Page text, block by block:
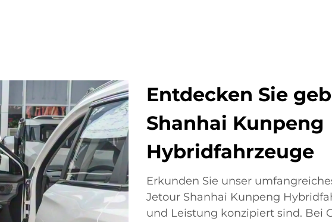
Entdecken Sie
Shanhai Kunpeng
Hybridfahrzeuge
Erkunden Sie unser
Jetour Shanhai Kunpeng
und Leistung konzipiert sind. Bei